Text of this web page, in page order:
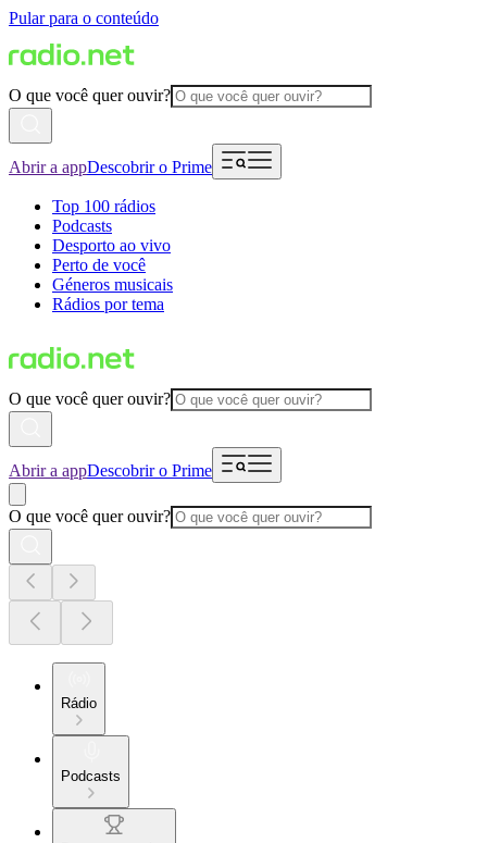
Pular para o conteúdo
O que você quer ouvir?
Abrir a appDescobrir o Prime
Top 100 rádios
Podcasts
Desporto ao vivo
Perto de você
Géneros musicais
Rádios por tema
O que você quer ouvir?
Abrir a appDescobrir o Prime
O que você quer ouvir?
Rádio
Podcasts